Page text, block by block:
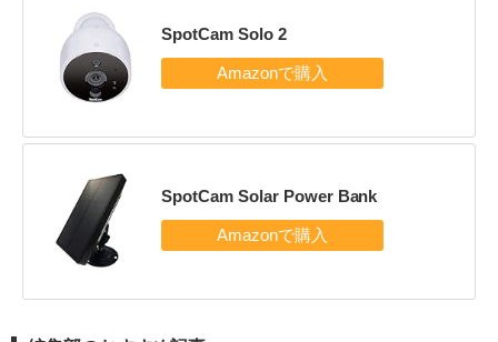
SpotCam Solo 2
SpotCam Solar Power Bank